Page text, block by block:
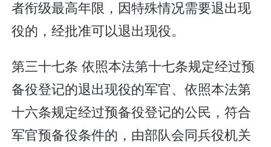
者衔级最高年限，因特殊情况需要退出现
役的，经批准可以退出现役。
第三十七条 依照本法第十七条规定经过预
备役登记的退出现役的军官、依照本法第
十六条规定经过预备役登记的公民，符合
军官预备役条件的，由部队会同兵役机关